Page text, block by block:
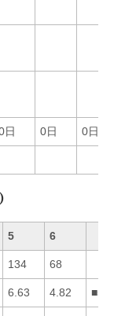
日 0日 0日
5 6
134 68
6.63 4.82